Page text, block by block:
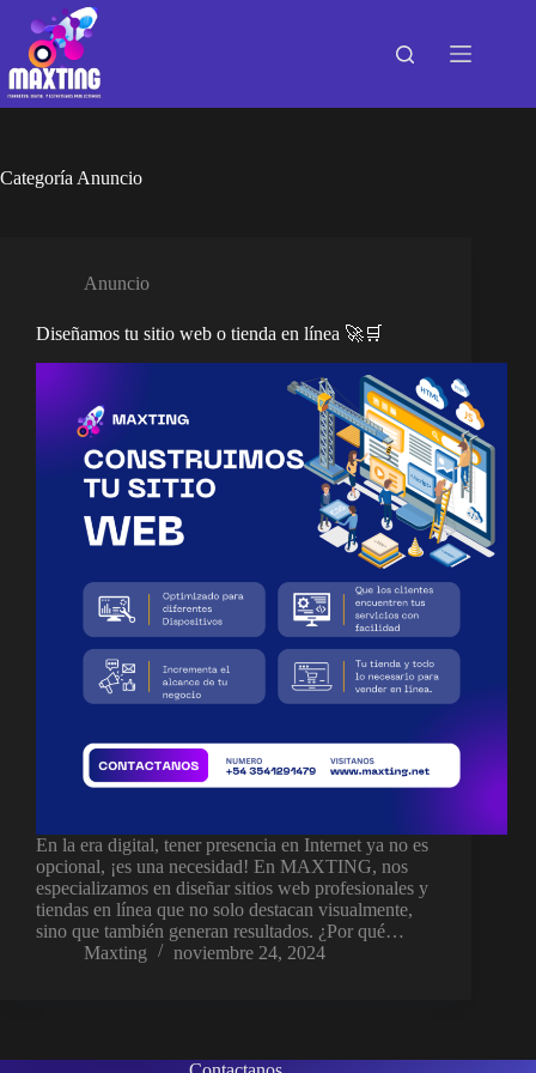
contenido
Categoría Anuncio
Anuncio
Diseñamos tu sitio web o tienda en línea 🚀🛒
En la era digital, tener presencia en Internet ya no es
opcional, ¡es una necesidad! En MAXTING, nos
especializamos en diseñar sitios web profesionales y
tiendas en línea que no solo destacan visualmente,
sino que también generan resultados. ¿Por qué…
Maxting
noviembre 24, 2024